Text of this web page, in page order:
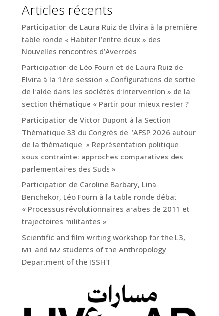
Articles récents
Participation de Laura Ruiz de Elvira à la première
table ronde « Habiter l’entre deux » des
Nouvelles rencontres d’Averroès
Participation de Léo Fourn et de Laura Ruiz de
Elvira à la 1ère session « Configurations de sortie
de l’aide dans les sociétés d’intervention » de la
section thématique « Partir pour mieux rester ?
Participation de Victor Dupont à la Section
Thématique 33 du Congrès de l’AFSP 2026 autour
de la thématique » Représentation politique
sous contrainte: approches comparatives des
parlementaires des Suds »
Participation de Caroline Barbary, Lina
Benchekor, Léo Fourn à la table ronde débat
« Processus révolutionnaires arabes de 2011 et
trajectoires militantes »
Scientific and film writing workshop for the L3,
M1 and M2 students of the Anthropology
Department of the ISSHT